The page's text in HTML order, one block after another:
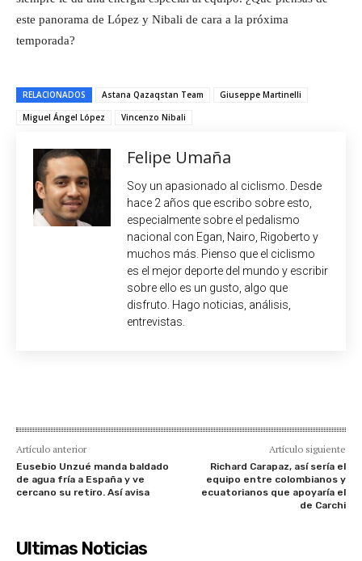
este panorama de López y Nibali de cara a la próxima
temporada?
RELACIONADOS Astana Qazaqstan Team
Giuseppe Martinelli
Miguel Ángel López
Vincenzo Nibali
Felipe Umaña
Soy un apasionado al ciclismo. Desde
hace 2 años que escribo sobre esto,
especialmente sobre el pedalismo
nacional con Egan, Nairo, Rigoberto y
muchos más. Pienso que el ciclismo
es el mejor deporte del mundo y escribir
sobre ello es un gusto, algo que
disfruto. Hago noticias, análisis,
entrevistas.
Artículo anterior
Eusebio Unzué manda baldado
de agua fría a España y ve
cercano su retiro. Así avisa
Artículo siguiente
Richard Carapaz, así sería el
equipo entre colombianos y
ecuatorianos que apoyaría el
de Carchi
Ultimas Noticias